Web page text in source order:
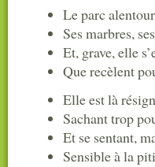
Le parc
Ses marbres,
Et, grave, elle
Que recèlent
Elle est là
Sachant trop
Et se sentant,
Sensible à la